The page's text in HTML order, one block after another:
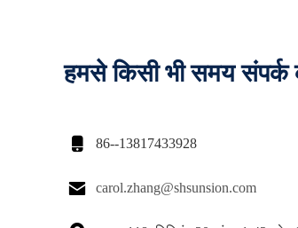
हमसे किसी भी समय संपर्क
 86--13817433928
 carol.zhang@shsunsion.com